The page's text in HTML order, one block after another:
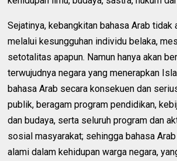
Sejatinya, kebangkitan bahasa Arab tidak
melalui kesungguhan individu belaka,
setotalitas apapun. Namun hanya akan
terwujudnya negara yang menerapkan
bahasa Arab secara konsekuen dan
publik, beragam program pendidikan,
dan budaya, serta seluruh program dan
sosial masyarakat; sehingga bahasa
alami dalam kehidupan warga negara,